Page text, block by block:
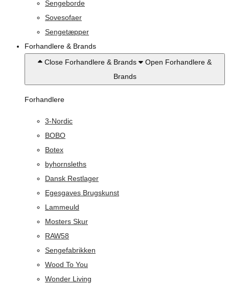
Sengeborde
Sovesofaer
Sengetæpper
Forhandlere & Brands
Close Forhandlere & Brands
Open Forhandlere &
Brands
Forhandlere
3-Nordic
BOBO
Botex
byhornsleths
Dansk Restlager
Egesgaves Brugskunst
Lammeuld
Mosters Skur
RAW58
Sengefabrikken
Wood To You
Wonder Living